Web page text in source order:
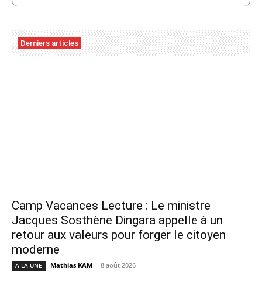
Derniers articles
Camp Vacances Lecture : Le ministre
Jacques Sosthène Dingara appelle à un
retour aux valeurs pour forger le citoyen
moderne
A LA UNE Mathias KAM - 8 août 2026